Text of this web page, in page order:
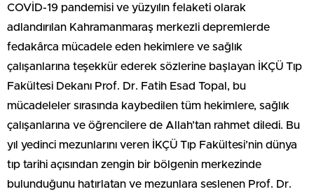
COVİD-19 pandemisi ve yüzyılın felaketi olarak
adlandırılan Kahramanmaraş merkezli depremlerde
fedakârca mücadele eden hekimlere ve sağlık
çalışanlarına teşekkür ederek sözlerine başlayan İKÇÜ Tıp
Fakültesi Dekanı Prof. Dr. Fatih Esad Topal, bu
mücadeleler sırasında kaybedilen tüm hekimlere, sağlık
çalışanlarına ve öğrencilere de Allah’tan rahmet diledi. Bu
yıl yedinci mezunlarını veren İKÇÜ Tıp Fakültesi’nin dünya
tıp tarihi açısından zengin bir bölgenin merkezinde
bulunduğunu hatırlatan ve mezunlara seslenen Prof. Dr.